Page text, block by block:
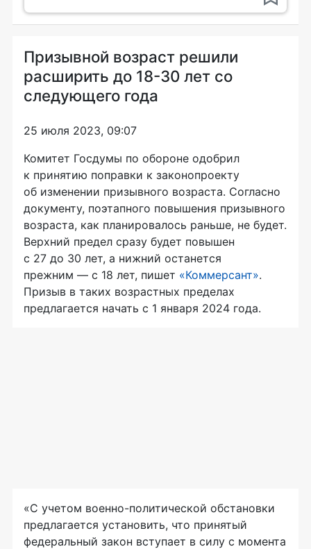
Призывной возраст решили
расширить до 18-30 лет со
следующего года
25 июля 2023, 09:07
Комитет Госдумы по обороне одобрил
к принятию поправки к законопроекту
об изменении призывного возраста. Согласно
документу, поэтапного повышения призывного
возраста, как планировалось раньше, не будет.
Верхний предел сразу будет повышен
с 27 до 30 лет, а нижний останется
прежним — с 18 лет, пишет «Коммерсант».
Призыв в таких возрастных пределах
предлагается начать с 1 января 2024 года.
«С учетом военно-политической обстановки
предлагается установить, что принятый
федеральный закон вступает в силу с момента